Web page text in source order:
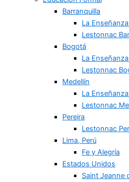
Barranquilla
La
Lestonnac
Bogotá
La
Lestonnac
Medellín
La
Lestonnac
Pereira
Lestonnac
Lima, Perú
Fe y Alegría
Estados Unidos
Saint Jeanne